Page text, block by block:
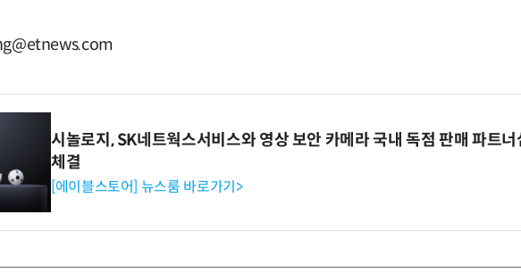
시놀로지, SK네트웍스서비스와 영상 보안 카메라 국내 독점 판매 파트너
체결
[에이블스토어] 뉴스룸 바로가기>